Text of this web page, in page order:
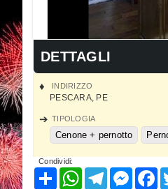
DETTAGLI
INDIRIZZO
PESCARA, PE
TIPOLOGIA
Cenone + pernotto
Condividi:
CondividiWhatsAppTelegram